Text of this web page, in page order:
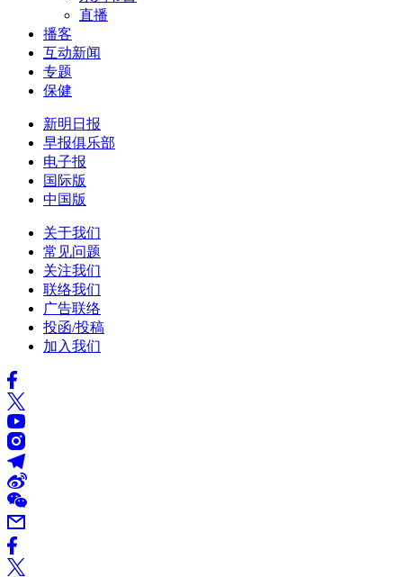
直播
播客
互动新闻
专题
保健
新明日报
早报俱乐部
电子报
国际版
中国版
关于我们
常见问题
关注我们
联络我们
广告联络
投函/投稿
加入我们